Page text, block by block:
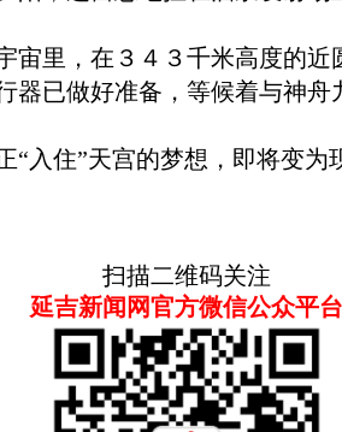
里，在３４３千米高度的近
器已做好准备，等候着与神舟
住”天宫的梦想，即将变为
扫描二维码关注
延吉新闻网官方微信公众平台